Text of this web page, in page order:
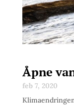
Åpne
feb 7, 2020